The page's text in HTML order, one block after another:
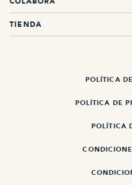
TIENDA
POLÍTICA
POLÍTICA DE
POLÍTICA